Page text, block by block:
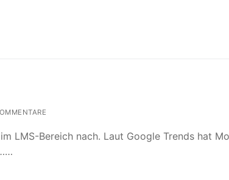
LMS-Bereich nach. Laut Google Trends hat